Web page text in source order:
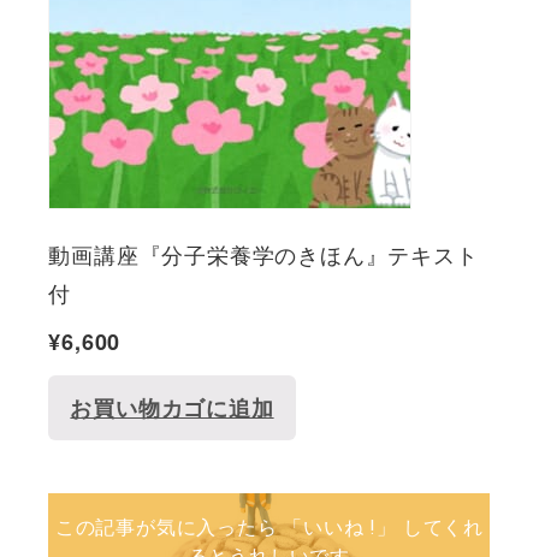
動画講座『分子栄養学のきほん』テキスト
付
¥6,600
お買い物カゴに追加
この記事が気に入ったら 「いいね !」 してくれ